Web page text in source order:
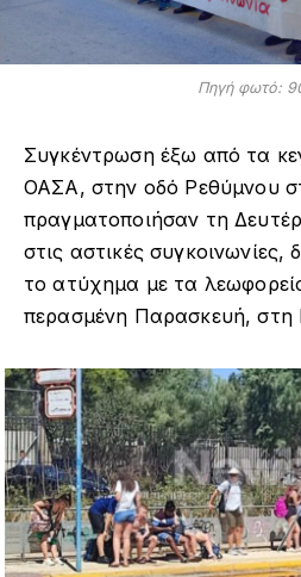
Πηγή φωτό:
Συγκέντρωση έξω από τα
ΟΑΣΑ, στην οδό Ρεθύμνου
πραγματοποιήσαν τη
στις αστικές συγκοινωνίες,
το ατύχημα με τα
περασμένη Παρασκευή, στη